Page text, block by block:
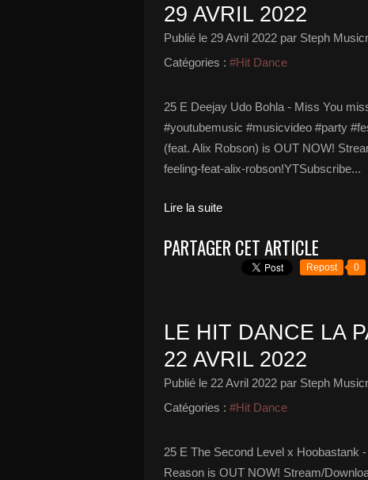
29 AVRIL 2022
Publié le 29 Avril 2022 par Steph
Catégories : #Hit Dance
25 E Deejay Udo Bohla - Miss You
#youtubemusic #musicvideo #party
(feat. Alix Robson) is OUT NOW!
feeling-feat-alix-robson!YTSubscribe...
Lire la suite
PARTAGER CET ARTICLE
Repost 0
LE HIT DANCE LA
22 AVRIL 2022
Publié le 22 Avril 2022 par Steph
Catégories : #Hit Dance
25 E The Second Level x Hoobastank
Reason is OUT NOW! Stream/